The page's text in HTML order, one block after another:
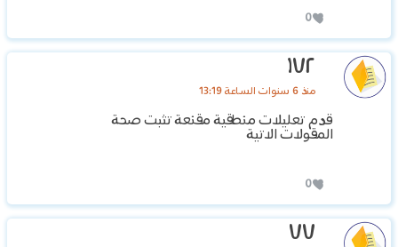
0
١٧٢
منذ 6 سنوات الساعة 13:19
قدم تعليلات منطقية مقنعة تثبت صحة
المقولات الاتية
0
٧٧